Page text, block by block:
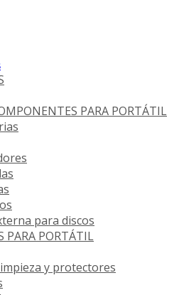
PARA PORTÁTIL
para discos
PARA PORTÁTIL
y protectores